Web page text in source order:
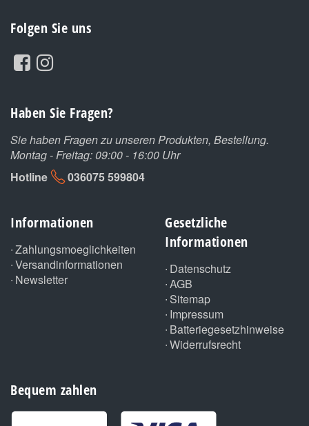
Folgen Sie uns
Haben Sie Fragen?
Sie haben Fragen zu unseren Produkten, Bestellung.
Montag - Freitag: 09:00 - 16:00 Uhr
Hotline
036075 599804
Informationen
Zahlungsmoeglichkeiten
Versandinformationen
Newsletter
Gesetzliche
Informationen
Datenschutz
AGB
Sitemap
Impressum
Batteriegesetzhinweise
Widerrufsrecht
Bequem zahlen